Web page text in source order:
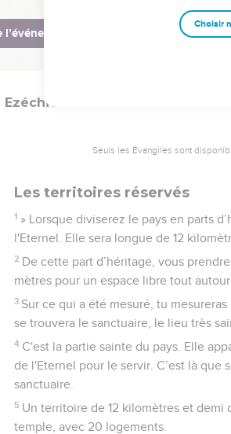
Ezéchiel
Seuls les Évangiles sont
Les territoires réservés
1 » Lorsque diviserez le pays en parts
l'Eternel. Elle sera longue de 12
2 De cette part d’héritage, vous
mètres pour un espace libre tout autour.
3 Sur ce qui a été mesuré, tu
se trouvera le sanctuaire, le lieu très
4 C'est la partie sainte du pays. Elle
de l'Eternel pour le servir. C’est là
sanctuaire.
5 Un territoire de 12 kilomètres et demi
temple, avec 20 logements.
Choisir